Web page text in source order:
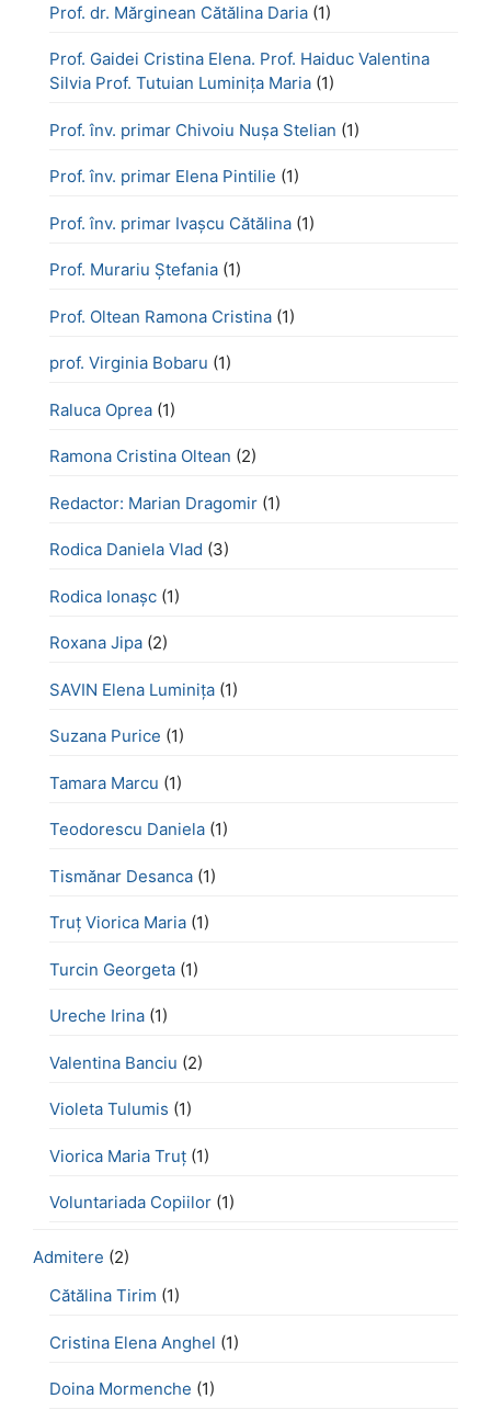
Prof. dr. Mărginean Cătălina Daria (1)
Prof. Gaidei Cristina Elena. Prof. Haiduc Valentina
Silvia Prof. Tutuian Luminița Maria (1)
Prof. înv. primar Chivoiu Nușa Stelian (1)
Prof. înv. primar Elena Pintilie (1)
Prof. înv. primar Ivașcu Cătălina (1)
Prof. Murariu Ștefania (1)
Prof. Oltean Ramona Cristina (1)
prof. Virginia Bobaru (1)
Raluca Oprea (1)
Ramona Cristina Oltean (2)
Redactor: Marian Dragomir (1)
Rodica Daniela Vlad (3)
Rodica Ionașc (1)
Roxana Jipa (2)
SAVIN Elena Luminița (1)
Suzana Purice (1)
Tamara Marcu (1)
Teodorescu Daniela (1)
Tismănar Desanca (1)
Truț Viorica Maria (1)
Turcin Georgeta (1)
Ureche Irina (1)
Valentina Banciu (2)
Violeta Tulumis (1)
Viorica Maria Truț (1)
Voluntariada Copiilor (1)
Admitere (2)
Cătălina Tirim (1)
Cristina Elena Anghel (1)
Doina Mormenche (1)